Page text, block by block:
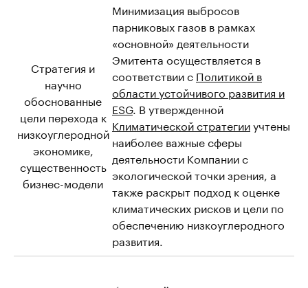
Стратегия и
научно
обоснованные
цели перехода к
низкоуглеродной
экономике,
существенность
бизнес-модели
Минимизация выбросов
парниковых газов в рамках
«основной» деятельности
Эмитента осуществляется в
соответствии с Политикой в
области устойчивого развития и
ESG. В утвержденной
Климатической стратегииучтены
наиболее важные сферы
деятельности Компании с
экологической точки зрения, а
также раскрыт подход к оценке
климатических рисков и цели по
обеспечению низкоуглеродного
развития.